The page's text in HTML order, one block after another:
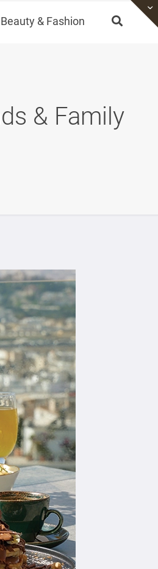
Beauty & Fashion
& Family